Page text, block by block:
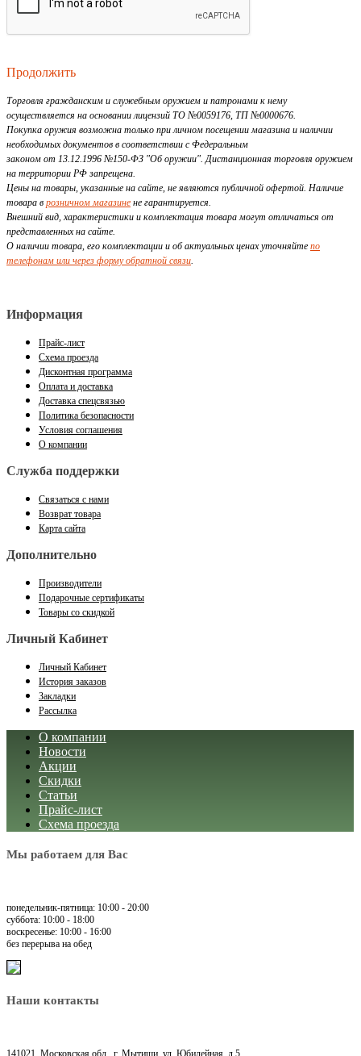
Продолжить
Торговля гражданским и служебным оружием и патронами к нему
осуществляется на основании лицензий ТО №0059176, ТП №0000676.
Покупка оружия возможна только при личном посещении магазина и наличии
необходимых документов в соответствии с Федеральным
законом от 13.12.1996 №150-ФЗ "Об оружии". Дистанционная торговля оружием
на территории РФ запрещена.
Цены на товары, указанные на сайте, не являются публичной офертой. Наличие
товара в розничном магазине не гарантируется.
Внешний вид, характеристики и комплектация товара могут отличаться от
представленных на сайте.
О наличии товара, его комплектации и об актуальных ценах уточняйте по
телефонам или через форму обратной связи.
Информация
Прайс-лист
Схема проезда
Дисконтная программа
Оплата и доставка
Доставка спецсвязью
Политика безопасности
Условия соглашения
О компании
Служба поддержки
Связаться с нами
Возврат товара
Карта сайта
Дополнительно
Производители
Подарочные сертификаты
Товары со скидкой
Личный Кабинет
Личный Кабинет
История заказов
Закладки
Рассылка
О компании
Новости
Акции
Скидки
Статьи
Прайс-лист
Схема проезда
Мы работаем для Вас
понедельник-пятница: 10:00 - 20:00
суббота: 10:00 - 18:00
воскресенье: 10:00 - 16:00
без перерыва на обед
Наши контакты
141021, Московская обл., г. Мытищи, ул. Юбилейная, д.5